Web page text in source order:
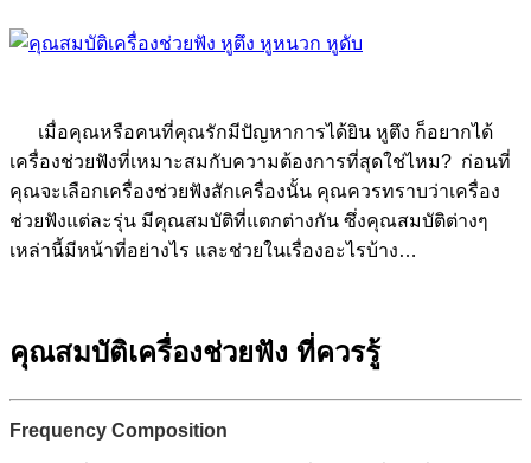
เมื่อคุณหรือคนที่คุณรักมีปัญหาการได้ยิน หูตึง ก็อยากได้
เครื่องช่วยฟังที่เหมาะสมกับความต้องการที่สุดใช่ไหม? ก่อนที่
คุณจะเลือกเครื่องช่วยฟังสักเครื่องนั้น คุณควรทราบว่าเครื่อง
ช่วยฟังแต่ละรุ่น มีคุณสมบัติที่แตกต่างกัน ซึ่งคุณสมบัติต่างๆ
เหล่านี้มีหน้าที่อย่างไร และช่วยในเรื่องอะไรบ้าง…
คุณสมบัติเครื่องช่วยฟัง ที่ควรรู้
Frequency Composition